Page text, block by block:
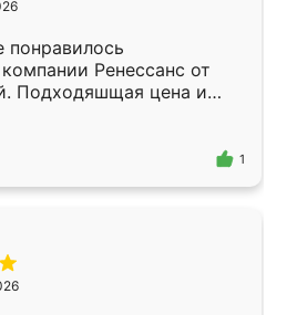
понравилось
Ренессанс от
Подходяшщая цена и
Приехавший
Владислав
эскизу самый
1